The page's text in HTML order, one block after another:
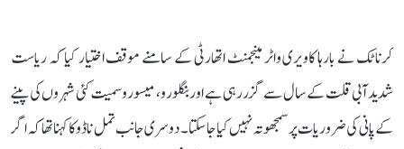
کرناٹک نے بارہا کاویری واٹر مینجمنٹ اتھارٹی کے سامنے موقف اختیار کیا کہ ریاست
شدید آبی قلت کے سال سے گزر رہی ہے اور بنگلورو، میسورو سمیت کئی شہروں کی پینے
کے پانی کی ضروریات پر سمجھوتہ نہیں کیا جا سکتا۔ دوسری جانب تمل ناڈو کا کہنا تھا کہ اگر